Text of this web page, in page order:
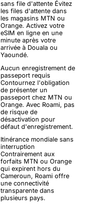
sans file d'attente Évitez
les files d'attente dans
les magasins MTN ou
Orange. Activez votre
eSIM en ligne en une
minute après votre
arrivée à Douala ou
Yaoundé.
Aucun enregistrement de
passeport requis
Contournez l'obligation
de présenter un
passeport chez MTN ou
Orange. Avec Roami, pas
de risque de
désactivation pour
défaut d'enregistrement.
Itinérance mondiale sans
interruption
Contrairement aux
forfaits MTN ou Orange
qui expirent hors du
Cameroun, Roami offre
une connectivité
transparente dans
plusieurs pays.